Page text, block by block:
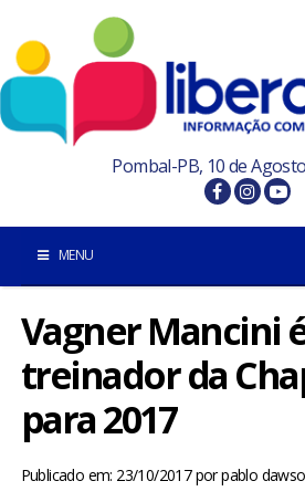
Pombal-PB, 10 de
MENU
INÍCIO
POMBAL E REGIÃO
Vagner Mancini
treinador da
para 2017
Publicado em: 23/10/2017porpablo